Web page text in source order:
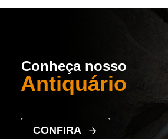
Conheça nosso
Antiquário
CONFIRA